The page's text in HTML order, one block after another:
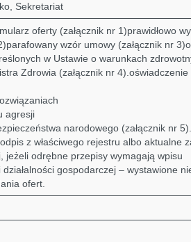
Sekretariat
oferty (załącznik nr 1)prawidłowo
wzór umowy (załącznik nr
w Ustawie o warunkach
Zdrowia (załącznik nr 4).oświadczenie
agresji
narodowego (załącznik nr
z właściwego rejestru albo aktualne
jeżeli odrębne przepisy wymagają wpisu
gospodarczej – wystawione
ofert.